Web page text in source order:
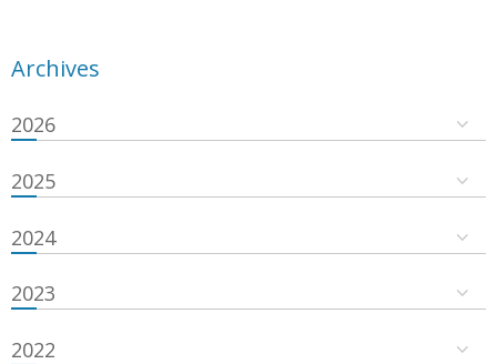
Archives
2026
2025
2024
2023
2022